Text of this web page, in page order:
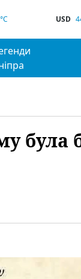
USD
була